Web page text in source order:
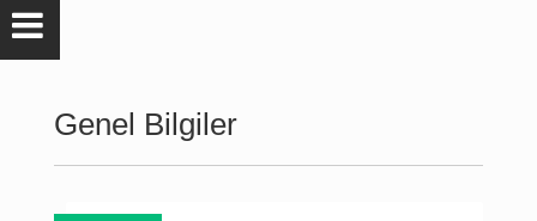
Genel Bilgiler